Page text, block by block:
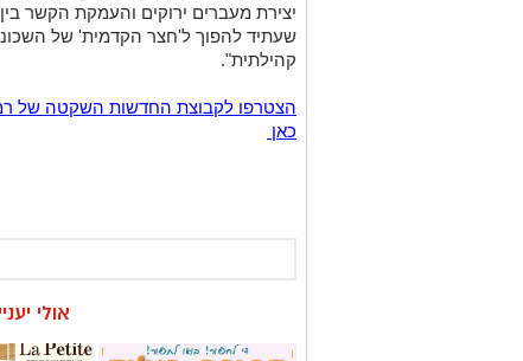
כאן
אולי